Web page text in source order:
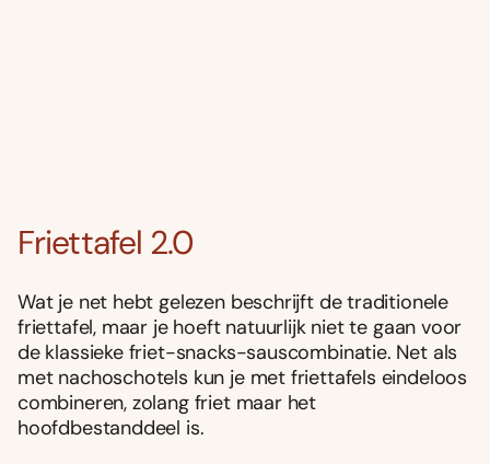
Friettafel 2.0
Wat je net hebt gelezen beschrijft de traditionele
friettafel, maar je hoeft natuurlijk niet te gaan voor
de klassieke friet-snacks-sauscombinatie. Net als
met nachoschotels kun je met friettafels eindeloos
combineren, zolang friet maar het
hoofdbestanddeel is.